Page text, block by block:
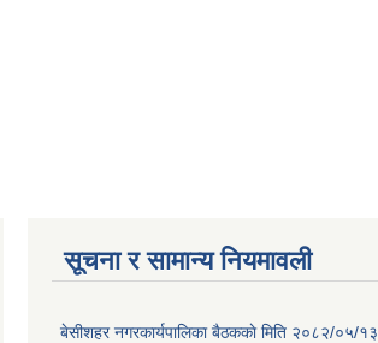
सूचना र सामान्य नियमावली
बे‍‍सीशहर नगरकार्यपालिका बैठककाे मिति २०८२/०५/१३